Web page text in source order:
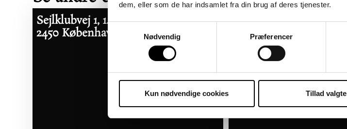
dem, eller som de har indsamlet fra din brug af deres tjenester.
Samtykkevalg
Nødvendig
Præferencer
Kun nødvendige cookies Tillad valgte
07/08/2026
Sejlklubvej 1, 1. tv
2450 København SV
Flyndervej 3, 1. tv
2450 København SV